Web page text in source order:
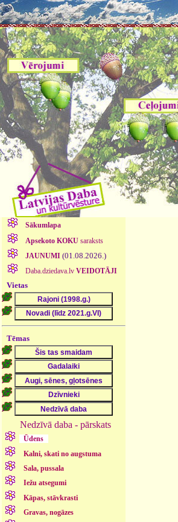
Sākumlapa
Apsekoto KOKUsaraksts
JAUNUMI (01.08.2026.)
Daba.dziedava.lv VEIDOTĀJI
Vietas
Tēmas
Nedzīvā daba - pārskats
Ūdens
Kalni, skati no augstuma
Sala, pussala
Iežu atsegumi
Kāpas, stāvkrasti
Gravas, nogāzes